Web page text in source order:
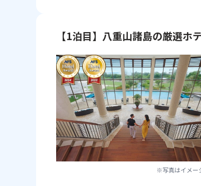
【1泊目】八重山諸島の厳選ホ
※写真はイメー